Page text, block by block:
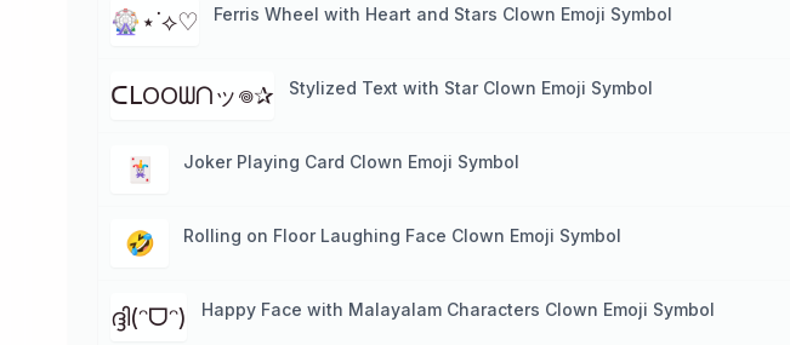
🎡⋆˙⟡♡ Ferris Wheel with Heart and Stars Clown Emoji Symbol
ᑕᒪOOᗯᑎッ𖦹✰ Stylized Text with Star Clown Emoji Symbol
🃏 Joker Playing Card Clown Emoji Symbol
🤣 Rolling on Floor Laughing Face Clown Emoji Symbol
ദ്ദി(ᵔᗜᵔ) Happy Face with Malayalam Characters Clown Emoji Symbol